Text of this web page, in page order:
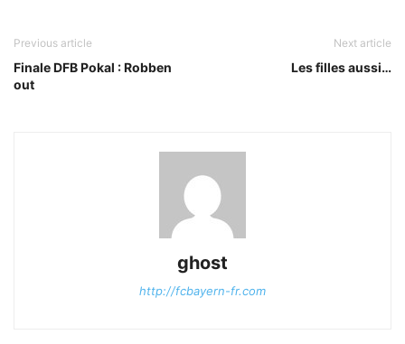
Previous article
Finale DFB Pokal : Robben
out
Next article
Les filles aussi…
ghost
http://fcbayern-fr.com